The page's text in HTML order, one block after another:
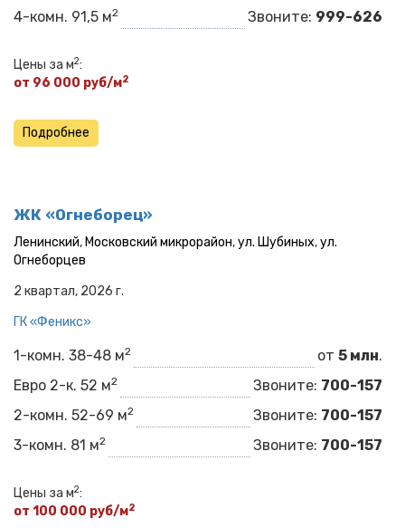
4-комн. 91,5 м2 Звоните: 999-626
Цены за м2:
от 96 000 руб/м2
Подробнее
ЖК «Огнеборец»
Ленинский, Московский микрорайон,ул. Шубиных,ул.
Огнеборцев
2 квартал, 2026 г.
ГК «Феникс»
1-комн. 38-48 м2 от 5 млн.
Евро 2-к. 52 м2 Звоните: 700-157
2-комн. 52-69 м2 Звоните: 700-157
3-комн. 81 м2 Звоните: 700-157
Цены за м2:
от 100 000 руб/м2